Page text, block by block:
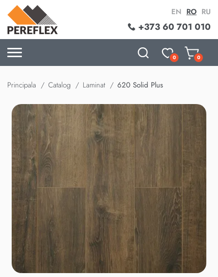
+373 60 701 010
EN RO RU
0 0
Principala Catalog Laminat 620 Solid Plus